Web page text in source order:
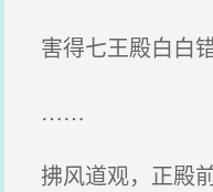
害得七王殿白白
……
拂风道观，正殿前